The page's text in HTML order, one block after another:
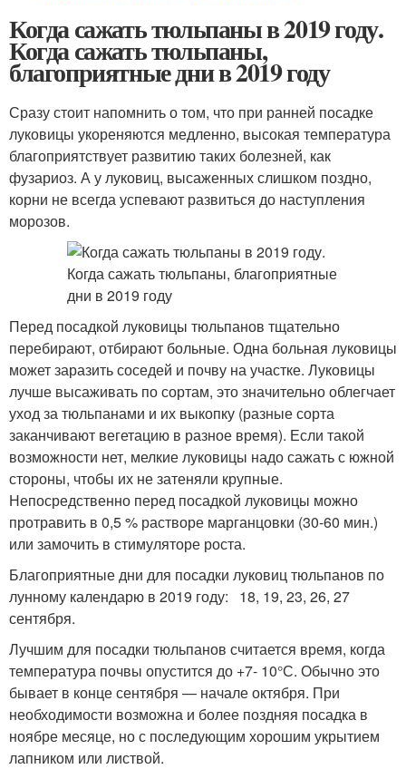
Когда сажать тюльпаны в 2019 году.
Когда сажать тюльпаны,
благоприятные дни в 2019 году
Сразу стоит напомнить о том, что при ранней посадке
луковицы укореняются медленно, высокая температура
благоприятствует развитию таких болезней, как
фузариоз. А у луковиц, высаженных слишком поздно,
корни не всегда успевают развиться до наступления
морозов.
Перед посадкой луковицы тюльпанов тщательно
перебирают, отбирают больные. Одна больная луковицы
может заразить соседей и почву на участке. Луковицы
лучше высаживать по сортам, это значительно облегчает
уход за тюльпанами и их выкопку (разные сорта
заканчивают вегетацию в разное время). Если такой
возможности нет, мелкие луковицы надо сажать с южной
стороны, чтобы их не затеняли крупные.
Непосредственно перед посадкой луковицы можно
протравить в 0,5 % растворе марганцовки (30-60 мин.)
или замочить в стимуляторе роста.
Благоприятные дни для посадки луковиц тюльпанов по
лунному календарю в 2019 году: 18, 19, 23, 26, 27
сентября.
Лучшим для посадки тюльпанов считается время, когда
температура почвы опустится до +7- 10°С. Обычно это
бывает в конце сентября — начале октября. При
необходимости возможна и более поздняя посадка в
ноябре месяце, но с последующим хорошим укрытием
лапником или листвой.